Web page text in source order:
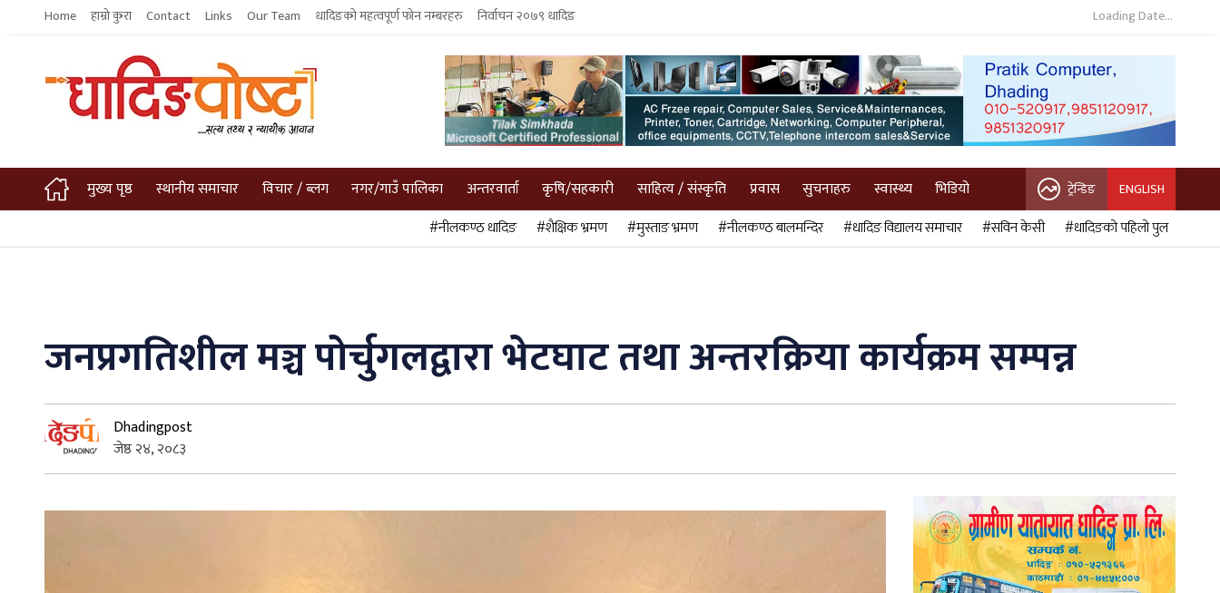
Home हाम्रो कुरा Contact Links Our Team धादिङको महत्वपूर्ण फोन नम्बरहरु निर्वाचन २०७९ धादिङ Loading Date...
मुख्य पृष्ठ स्थानीय समाचार विचार / ब्लग नगर/गाउँ पालिका अन्तरवार्ता कृषि/सहकारी साहित्य / संस्कृति प्रवास सुचनाहरु स्वास्थ्य भिडियो ट्रेन्डिङ ENGLISH
#नीलकण्ठ धादिङ #शैक्षिक भ्रमण #मुस्ताङ भ्रमण #नीलकण्ठ बालमन्दिर #धादिङ विद्यालय समाचार #सविन केसी #धादिङको पहिलो पुल
जनप्रगतिशील मञ्च पोर्चुगलद्वारा भेटघाट तथा अन्तरक्रिया कार्यक्रम सम्पन्न
Dhadingpost
जेष्ठ २४, २०८३